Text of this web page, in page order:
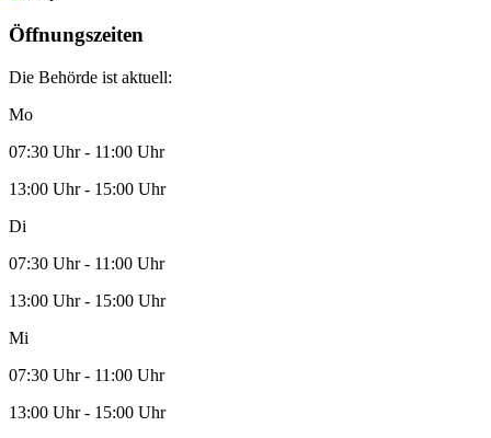
Öffnungszeiten
Die Behörde ist aktuell:
Mo
07:30 Uhr - 11:00 Uhr
13:00 Uhr - 15:00 Uhr
Di
07:30 Uhr - 11:00 Uhr
13:00 Uhr - 15:00 Uhr
Mi
07:30 Uhr - 11:00 Uhr
13:00 Uhr - 15:00 Uhr